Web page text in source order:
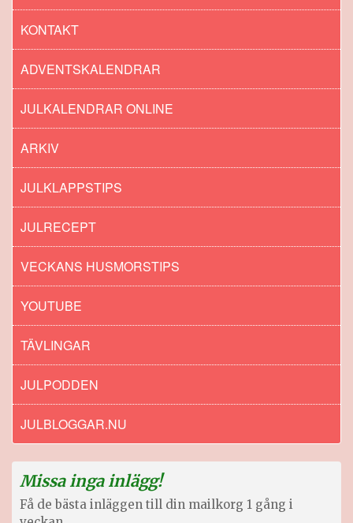
KONTAKT
ADVENTSKALENDRAR
JULKALENDRAR ONLINE
ARKIV
JULKLAPPSTIPS
JULRECEPT
VECKANS HUSMORSTIPS
YOUTUBE
TÄVLINGAR
JULPODDEN
JULBLOGGAR.NU
Missa inga inlägg!
Få de bästa inläggen till din mailkorg 1 gång i